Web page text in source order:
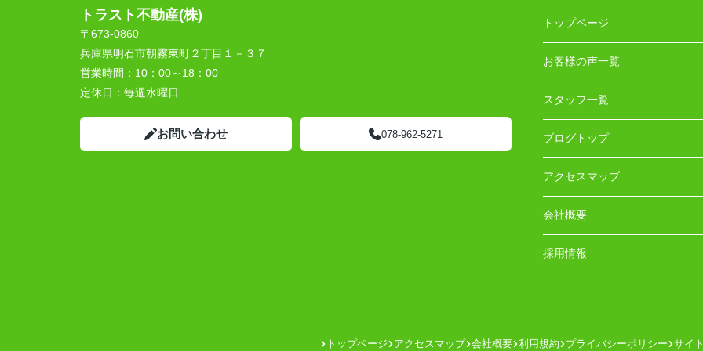
トラスト不動産(株)
〒673-0860
兵庫県明石市朝霧東町２丁目１－３７
営業時間： 10：00～18：00
定休日： 毎週水曜日
お問い合わせ 078-962-5271
トップページ
お客様の声一覧
スタッフ一覧
ブログトップ
アクセスマップ
会社概要
採用情報
トップページ アクセスマップ 会社概要 利用規約 プライバシーポリシー サイ